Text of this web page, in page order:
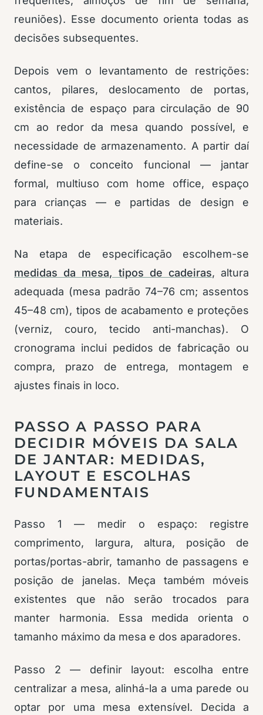
reuniões). Esse documento orienta todas as
decisões subsequentes.
Depois vem o levantamento de restrições:
cantos, pilares, deslocamento de portas,
existência de espaço para circulação de 90
cm ao redor da mesa quando possível, e
necessidade de armazenamento. A partir daí
define-se o conceito funcional — jantar
formal, multiuso com home office, espaço
para crianças — e partidas de design e
materiais.
Na etapa de especificação escolhem-se
medidas da mesa, tipos de cadeiras, altura
adequada (mesa padrão 74–76 cm; assentos
45–48 cm), tipos de acabamento e proteções
(verniz, couro, tecido anti-manchas). O
cronograma inclui pedidos de fabricação ou
compra, prazo de entrega, montagem e
ajustes finais in loco.
PASSO A PASSO PARA
DECIDIR MÓVEIS DA SALA
DE JANTAR: MEDIDAS,
LAYOUT E ESCOLHAS
FUNDAMENTAIS
Passo 1 — medir o espaço: registre
comprimento, largura, altura, posição de
portas/portas-abrir, tamanho de passagens e
posição de janelas. Meça também móveis
existentes que não serão trocados para
manter harmonia. Essa medida orienta o
tamanho máximo da mesa e dos aparadores.
Passo 2 — definir layout: escolha entre
centralizar a mesa, alinhá-la a uma parede ou
optar por uma mesa extensível. Decida a